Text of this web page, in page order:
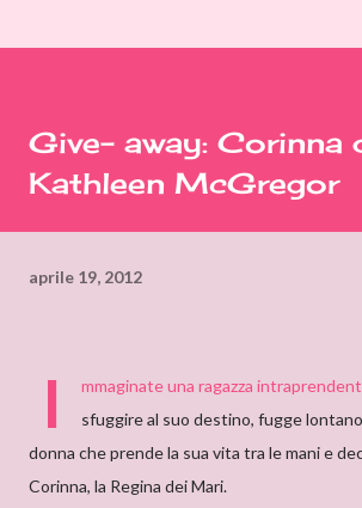
Give- away: Corinna
Kathleen McGregor
aprile 19, 2012
I
mmaginate una ragazza
sfuggire al suo destino, fugge lontano
donna che prende la sua vita tra le mani e
Corinna, la Regina dei Mari.